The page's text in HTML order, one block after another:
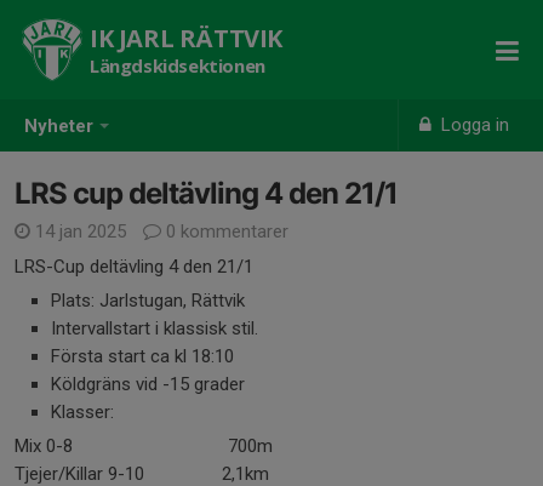
Nyheter Logga in
IK JARL RÄTTVIK
Längdskidsektionen
LRS cup deltävling 4 den 21/1
14 jan 2025
0 kommentarer
LRS-Cup deltävling 4 den 21/1
Plats: Jarlstugan, Rättvik
Intervallstart i klassisk stil.
Första start ca kl 18:10
Köldgräns vid -15 grader
Klasser:
Mix 0-8 700m
Tjejer/Killar 9-10 2,1km